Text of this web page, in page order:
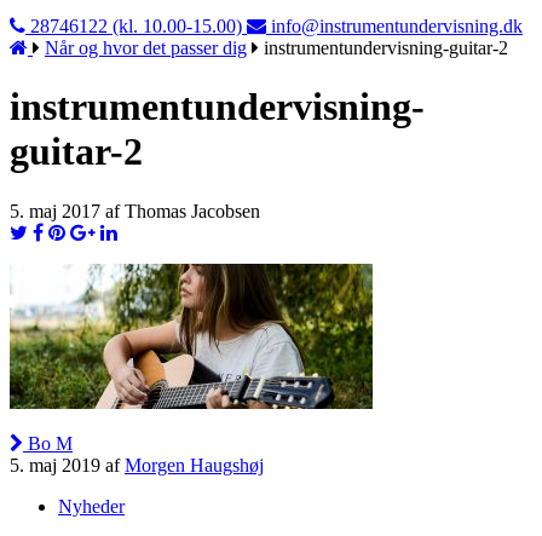
28746122 (kl. 10.00-15.00)
info@instrumentundervisning.dk
Når og hvor det passer dig
instrumentundervisning-guitar-2
instrumentundervisning-
guitar-2
5. maj 2017 af Thomas Jacobsen
Bo M
5. maj 2019 afMorgen Haugshøj
Nyheder